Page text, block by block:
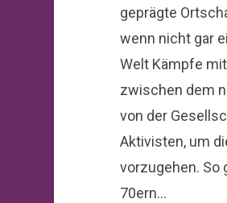
geprägte
wenn nicht gar
Welt Kämpfe
zwischen dem
von der
Aktivisten, um
vorzugehen. So
70ern…